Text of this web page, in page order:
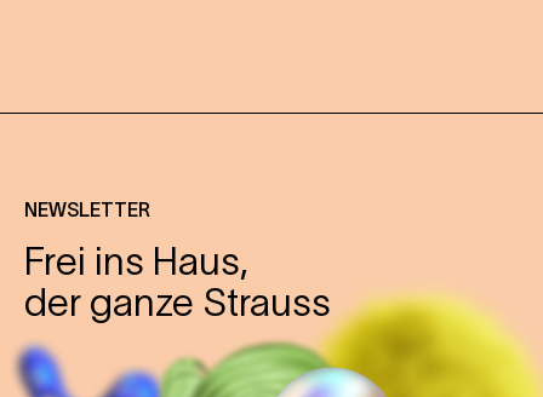
NEWSLETTER
Frei ins Haus,
der ganze Strauss